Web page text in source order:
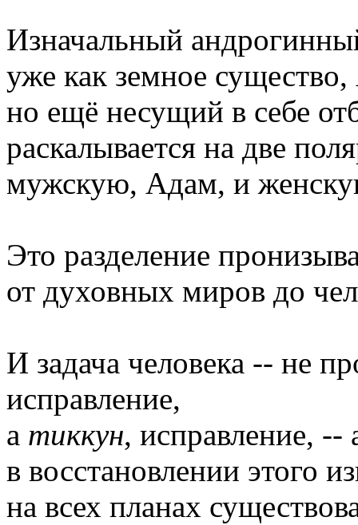
Изначальный
уже как земное
но ещё несущий в себе
раскалывается на две
мужскую, Адам, и
Это разделение
от духовных миров до
И задача человека -- не
исправление,
а тиккун, исправление, --
в восстановлении этого
на всех планах